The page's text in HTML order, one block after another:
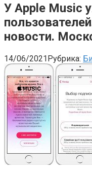
У Apple Music
новости.
14/06/2021Рубрика: